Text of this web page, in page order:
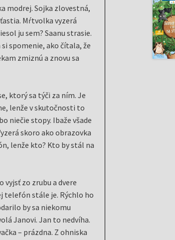
modrej. Sojka zlovestná,
Mŕtvolka vyzerá
ju sem? Saanu strasie.
spomenie, ako čítala, že
zmiznú a znovu sa
ktorý sa týči za ním. Je
lenže v skutočnosti to
niečie stopy. Ibaže všade
skoro ako obrazovka
lenže kto? Kto by stál na
vyjsť zo zrubu a dvere
telefón stále je. Rýchlo ho
by sa niekomu
Janovi. Jan to nedvíha.
– prázdna. Z ohniska